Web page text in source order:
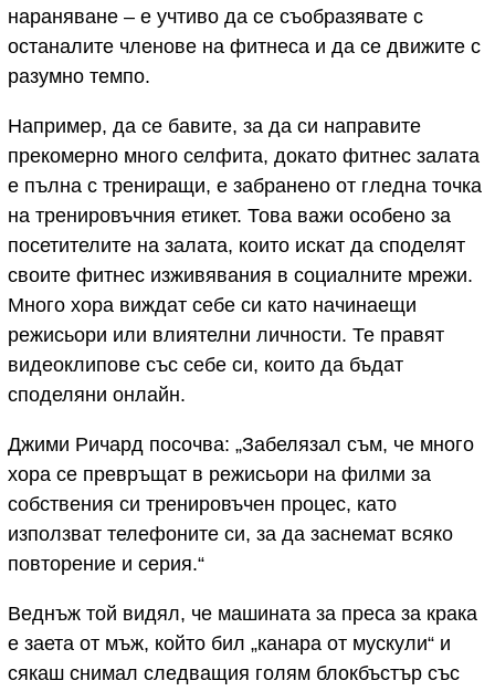
нараняване – е учтиво да се съобразявате с
останалите членове на фитнеса и да се движите с
разумно темпо.
Например, да се бавите, за да си направите
прекомерно много селфита, докато фитнес залата
е пълна с трениращи, е забранено от гледна точка
на тренировъчния етикет. Това важи особено за
посетителите на залата, които искат да споделят
своите фитнес изживявания в социалните мрежи.
Много хора виждат себе си като начинаещи
режисьори или влиятелни личности. Те правят
видеоклипове със себе си, които да бъдат
споделяни онлайн.
Джими Ричард посочва: „Забелязал съм, че много
хора се превръщат в режисьори на филми за
собствения си тренировъчен процес, като
използват телефоните си, за да заснемат всяко
повторение и серия.“
Веднъж той видял, че машината за преса за крака
е заета от мъж, който бил „канара от мускули“ и
сякаш снимал следващия голям блокбъстър със